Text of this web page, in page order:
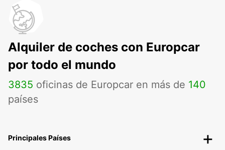
Alquiler de coches con Europcar
por todo el mundo
3835 oficinas de Europcar en más de 140
países
Principales Países